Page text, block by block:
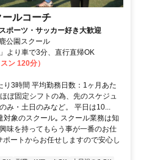
ルコーチ
ポーツ・サッカー好き大歓迎
公園スクール
より車で3分、直行直帰OK
ン 120分）
3時間 平均勤務日数：1ヶ月あた
ぼ固定シフトの為、先のスケジュ
み・土日のみなど。 平日は10...
象のスクール｡ スクール業務は知
味を持ってもらう事が一番のお仕
ートからお任せしますので安心し